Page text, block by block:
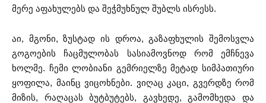
მერე აფახულებს და შეჭმუხნულ შუბლს ისრესს.
აი, მგონი, ზუსტად ის დროა, გაზაფხულის შემოსვლა
გოგოების ჩაცმულობას სასიამოვნოდ რომ ემჩნევა
ხოლმე. ჩემი ლობიანი გემრიელზე მეტად სიმპათიური
ყოფილა, მაინც ვიცოხნები. ვიღაც კაცი, გვერდზე რომ
მიზის, რაღაცას ბუტბუტებს, გავხედე, გამომხედა და